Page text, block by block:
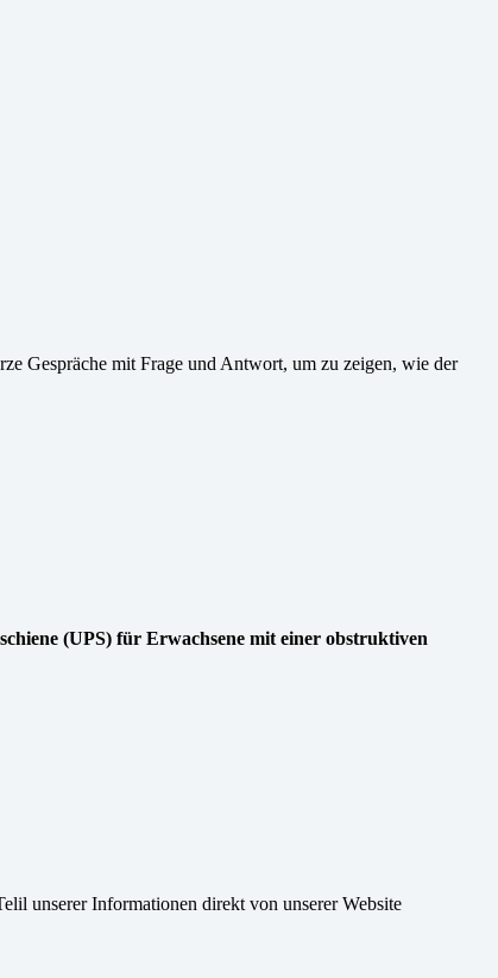
Gespräche mit Frage und Antwort, um zu zeigen, wie der
(UPS) für Erwachsene mit einer obstruktiven
unserer Informationen direkt von unserer Website